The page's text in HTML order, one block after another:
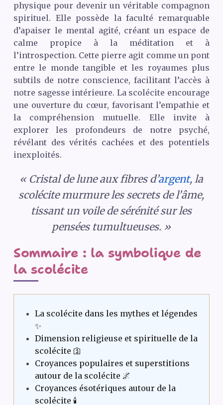
physique pour devenir un véritable compagnon
spirituel. Elle possède la faculté remarquable
d’apaiser le mental agité, créant un espace de
calme propice à la méditation et à
l’introspection. Cette pierre agit comme un pont
entre le monde tangible et les royaumes plus
subtils de notre conscience, facilitant l’accès à
notre sagesse intérieure. La scolécite encourage
une ouverture du cœur, favorisant l’empathie et
la compréhension mutuelle. Elle invite à
explorer les profondeurs de notre psyché,
révélant des vérités cachées et des potentiels
inexploités.
« Cristal de lune aux fibres d’argent, la
scolécite murmure les secrets de l’âme,
tissant un voile de sérénité sur les
pensées tumultueuses. »
Sommaire : la symbolique de
la scolécite
La scolécite dans les mythes et légendes
✨
Dimension religieuse et spirituelle de la
scolécite 🛐
Croyances populaires et superstitions
autour de la scolécite 🌌
Croyances ésotériques autour de la
scolécite 🕯️